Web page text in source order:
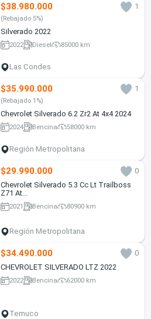
$38.980.000 1
(Rebajado 5%)
Silverado 2022
2022 Diesel 85000 km
Las Condes
$35.990.000 1
(Rebajado 1%)
Chevrolet Silverado 6.2 Zr2 At 4x4 2024
2024 Bencina 58000 km
Región Metropolitana
$29.990.000
0
Chevrolet Silverado 5.3 Cc Lt Trailboss
Z71 At...
2021 Bencina 80900 km
Región Metropolitana
$34.490.000
0
CHEVROLET SILVERADO LTZ 2022
2022 Bencina 62000 km
Temuco